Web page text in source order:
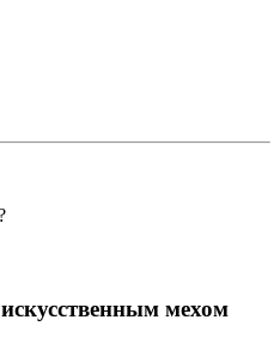
мехом